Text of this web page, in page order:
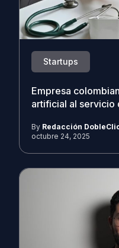
Startups
Empresa
artificial al servicio
By Redacción
octubre 24, 2025